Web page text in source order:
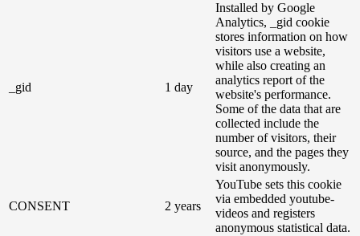
_gid 1 day
Installed by Google
Analytics, _gid cookie
stores information on how
visitors use a website,
while also creating an
analytics report of the
website's performance.
Some of the data that are
collected include the
number of visitors, their
source, and the pages they
visit anonymously.
CONSENT 2 years
YouTube sets this cookie
via embedded youtube-
videos and registers
anonymous statistical data.